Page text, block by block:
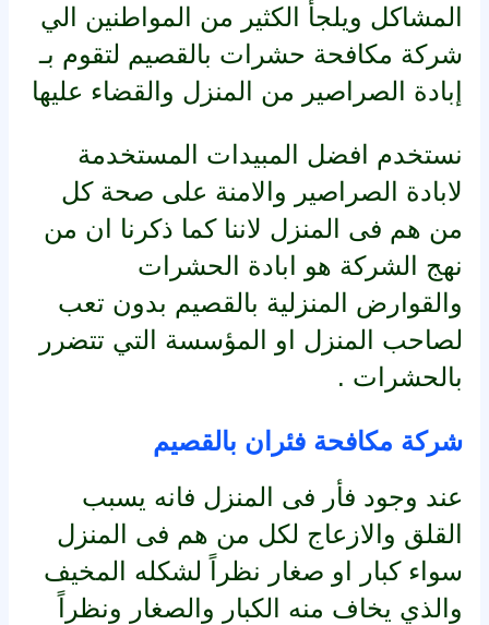
المشاكل ويلجأ الكثير من المواطنين الي
شركة مكافحة حشرات بالقصيم لتقوم بـ
إبادة الصراصير من المنزل والقضاء عليها
نستخدم افضل المبيدات المستخدمة
لابادة الصراصير والامنة على صحة كل
من هم فى المنزل لاننا كما ذكرنا ان من
نهج الشركة هو ابادة الحشرات
والقوارض المنزلية بالقصيم بدون تعب
لصاحب المنزل او المؤسسة التي تتضرر
بالحشرات .
شركة مكافحة فئران بالقصيم
عند وجود فأر فى المنزل فانه يسبب
القلق والازعاج لكل من هم فى المنزل
سواء كبار او صغار نظراً لشكله المخيف
والذي يخاف منه الكبار والصغار ونظراً